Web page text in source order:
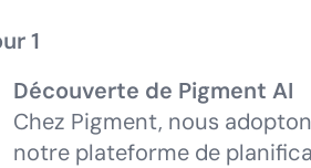
1
Découverte de Pigment AI
Chez Pigment, nous
notre plateforme de